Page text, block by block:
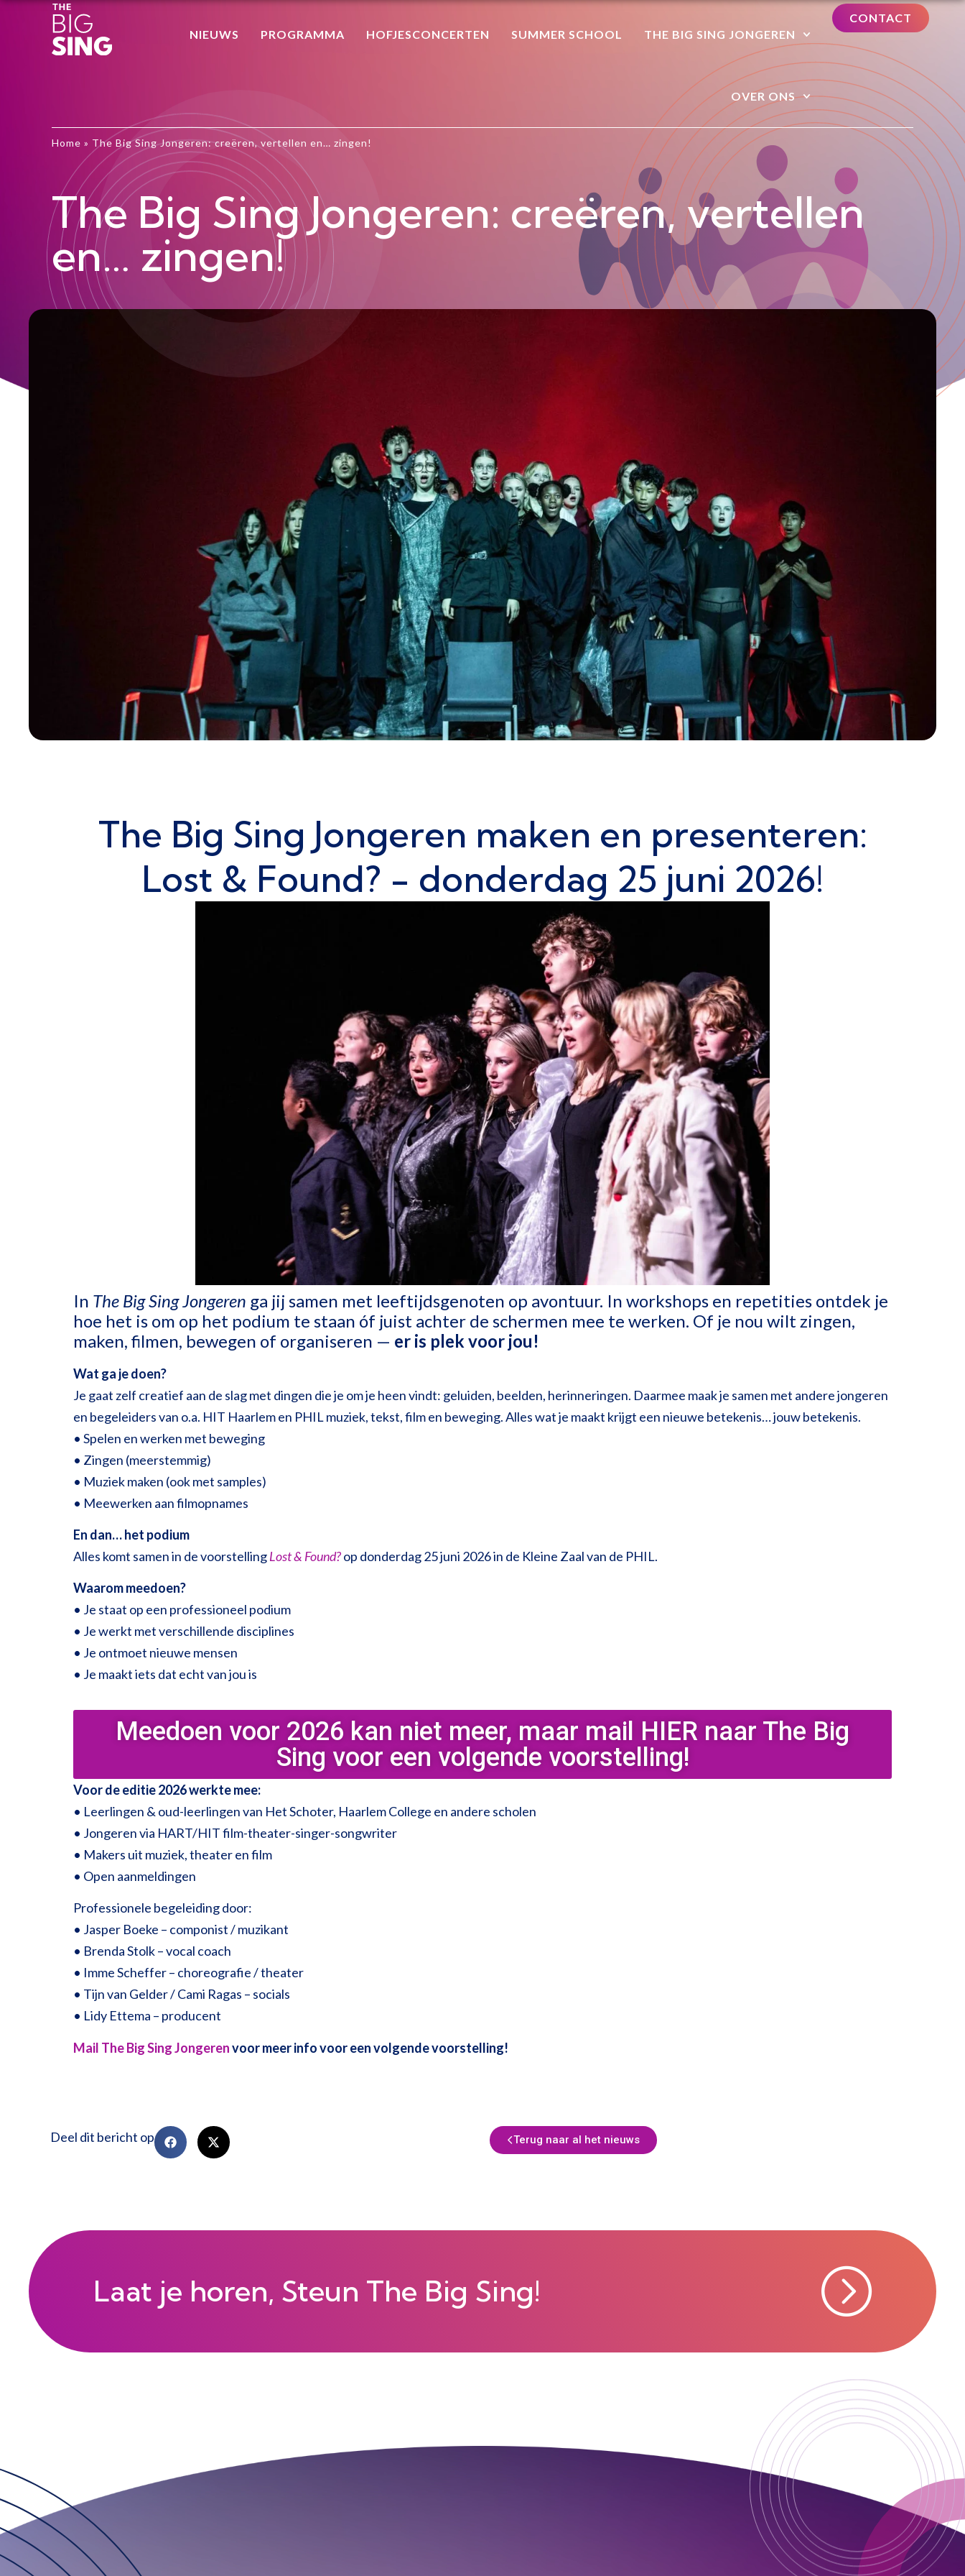
NIEUWS PROGRAMMA HOFJESCONCERTEN SUMMER SCHOOL THE BIG SING JONGEREN
OVER ONS
CONTACT
Home » The Big Sing Jongeren: creëren, vertellen en… zingen!
The Big Sing Jongeren: creëren, vertellen
en… zingen!
The Big Sing Jongeren maken en presenteren:
Lost & Found? - donderdag 25 juni 2026!
In The Big Sing Jongeren ga jij samen met leeftijdsgenoten op avontuur. In workshops en repetities ontdek je
hoe het is om op het podium te staan óf juist achter de schermen mee te werken. Of je nou wilt zingen,
maken, filmen, bewegen of organiseren — er is plek voor jou!
Wat ga je doen?
Je gaat zelf creatief aan de slag met dingen die je om je heen vindt: geluiden, beelden, herinneringen. Daarmee maak je samen met andere jongeren
en begeleiders van o.a. HIT Haarlem en PHIL muziek, tekst, film en beweging. Alles wat je maakt krijgt een nieuwe betekenis… jouw betekenis.
• Spelen en werken met beweging
• Zingen (meerstemmig)
• Muziek maken (ook met samples)
• Meewerken aan filmopnames
En dan… het podium
Alles komt samen in de voorstellingLost & Found?op donderdag 25 juni 2026 in de Kleine Zaal van de PHIL.
Waarom meedoen?
• Je staat op een professioneel podium
• Je werkt met verschillende disciplines
• Je ontmoet nieuwe mensen
• Je maakt iets dat echt van jou is
Meedoen voor 2026 kan niet meer, maar mail HIER naar The Big
Sing voor een volgende voorstelling!
Voor de editie 2026 werkte mee:
• Leerlingen & oud-leerlingen van Het Schoter, Haarlem College en andere scholen
• Jongeren via HART/HIT film-theater-singer-songwriter
• Makers uit muziek, theater en film
• Open aanmeldingen
Professionele begeleiding door:
• Jasper Boeke – componist / muzikant
• Brenda Stolk – vocal coach
• Imme Scheffer – choreografie / theater
• Tijn van Gelder / Cami Ragas – socials
• Lidy Ettema – producent
Mail The Big Sing Jongerenvoor meer info voor een volgende voorstelling!
Deel dit bericht op Terug naar al het nieuws
Laat je horen, Steun The Big Sing!